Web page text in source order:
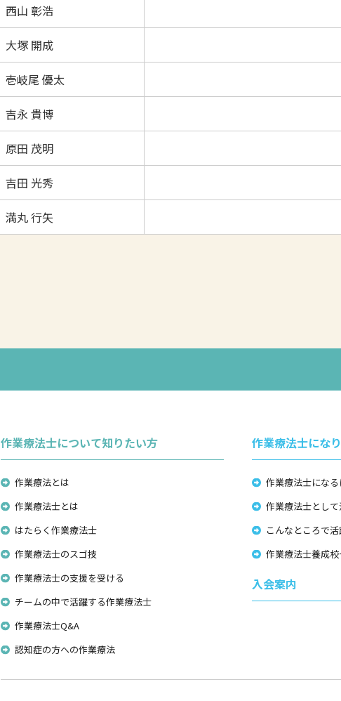
西山 彰浩
大塚 開成
壱岐尾 優太
吉永 貴博
原田 茂明
吉田 光秀
満丸 行矢
作業療法士について知りたい方
作業療法とは
作業療法士とは
はたらく作業療法士
作業療法士のスゴ技
作業療法士の支援を受ける
チームの中で活躍する作業療法士
作業療法士Q&A
認知症の方への作業療法
作業療法士にな
作業療法士にな
作業療法士とし
こんなところで
作業療法士養成
入会案内